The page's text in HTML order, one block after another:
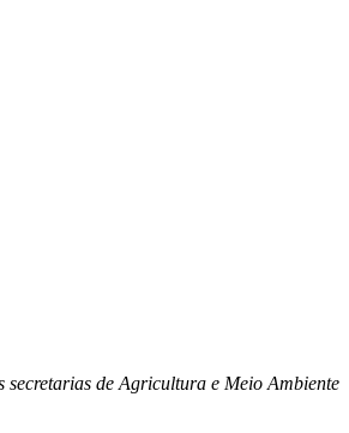
secretarias deAgricultura e Meio Ambiente